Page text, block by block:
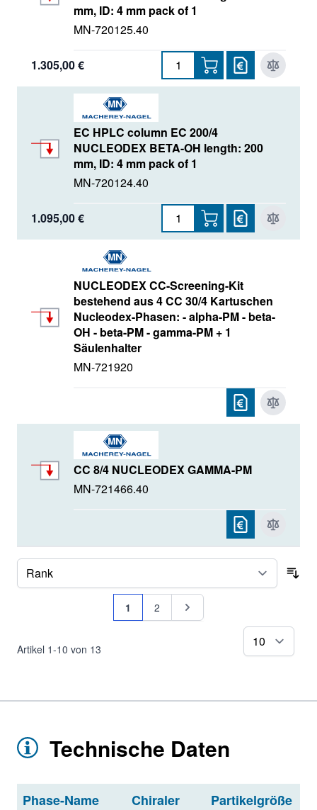
mm, ID: 4 mm pack of 1
MN-720125.40
1.305,00 €
EC HPLC column EC 200/4
NUCLEODEX BETA-OH length: 200
mm, ID: 4 mm pack of 1
MN-720124.40
1.095,00 €
NUCLEODEX CC-Screening-Kit
bestehend aus 4 CC 30/4 Kartuschen
Nucleodex-Phasen: - alpha-PM - beta-
OH - beta-PM - gamma-PM + 1
Säulenhalter
MN-721920
CC 8/4 NUCLEODEX GAMMA-PM
MN-721466.40
Artikel 1-10 von 13
Seite
Sie lesen gerade Seite
1 Seite
2 Seite
Technische Daten
Phase-Name
Chiraler
Partikelgröße